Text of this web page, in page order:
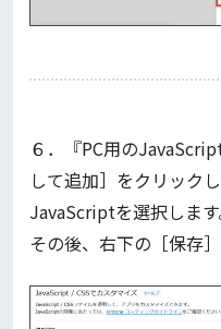
６．『PC用の
して追加］をクリック
JavaScriptを選択します
その後、右下の［保存